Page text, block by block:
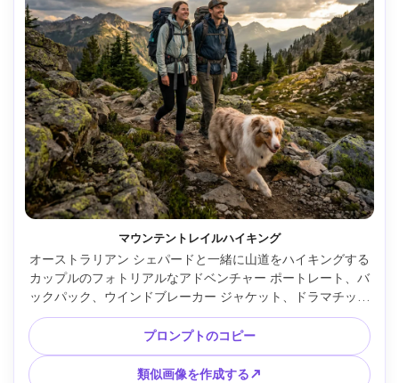
マウンテントレイルハイキング
オーストラリアン シェパードと一緒に山道をハイキングする
カップルのフォトリアルなアドベンチャー ポートレート、バ
ックパック、ウインドブレーカー ジャケット、ドラマチック
な雲、突き抜ける金色の光、Sony A7IV で撮影、24mm
f/2.8、広い環境フレーミング、高ダイナミック レンジ、鮮明
な風景のディテール、ナチュラル カラー グレーディング --
ar 4:5
プロンプトのコピー
類似画像を作成する↗